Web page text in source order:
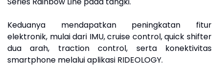
Keduanya mendapatkan peningkatan fitur
elektronik, mulai dari IMU, cruise control, quick shifter
dua arah, traction control, serta konektivitas
smartphone melalui aplikasi RIDEOLOGY.